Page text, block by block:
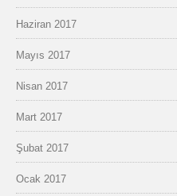
Haziran 2017
Mayıs 2017
Nisan 2017
Mart 2017
Şubat 2017
Ocak 2017